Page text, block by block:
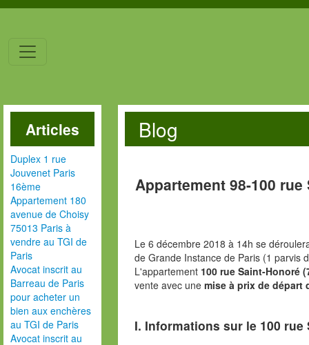
Articles
Duplex 1 rue
Jouvenet Paris
16ème
Appartement 180
avenue de Choisy
75013 Paris à
vendre au TGI de
Paris
Avocat inscrit au
Barreau de Paris
pour acheter un
bien aux enchères
au TGI de Paris
Avocat inscrit au
Blog
Appartement 98-100
Le 6 décembre 2018 à 14h se
de Grande Instance de Paris (1 parvis
L'appartement 100 rue Saint-Honoré
vente avec une mise à prix de départ
I. Informations sur le 100 rue